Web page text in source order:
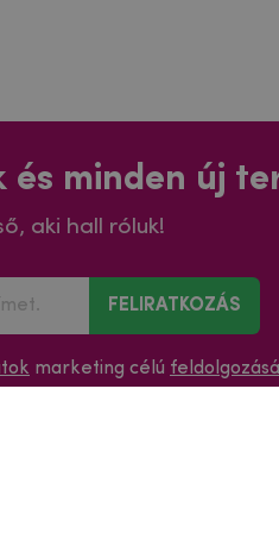
és minden új
aki hall róluk!
FELIRATKOZÁS
marketing célú